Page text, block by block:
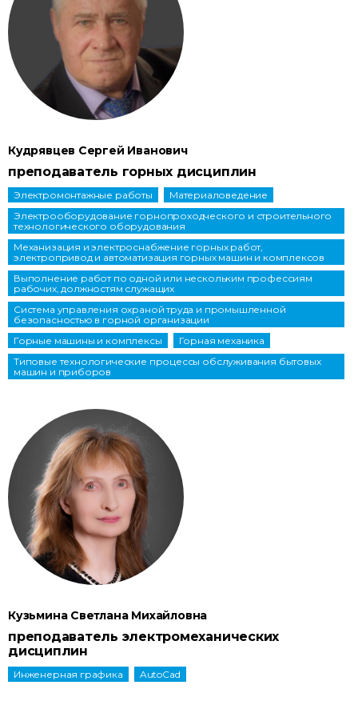
Кудрявцев Сергей Иванович
преподаватель горных дисциплин
Электромонтажные работы
Материаловедение
Электрооборудование горнопроходческого и строительного
технологического оборудования
Механизация и электроснабжение горных работ,
электропривод и автоматизация горных машин и комплексов
Выполнение работ по одной или нескольким профессиям
рабочих, должностям служащих
Система управления охраной труда и промышленной
безопасностью в горной организации
Горные машины и комплексы
Горная механика
Типовые технологические процессы обслуживания бытовых
машин и приборов
Кузьмина Светлана Михайловна
преподаватель электромеханических
дисциплин
Инженерная графика AutoCad